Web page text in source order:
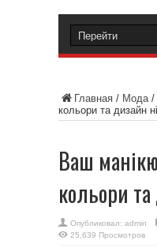
Главная / Мода/
кольори та дизайн
Ваш
кольори та
Опубликовал: admin
25,639 Просмотров